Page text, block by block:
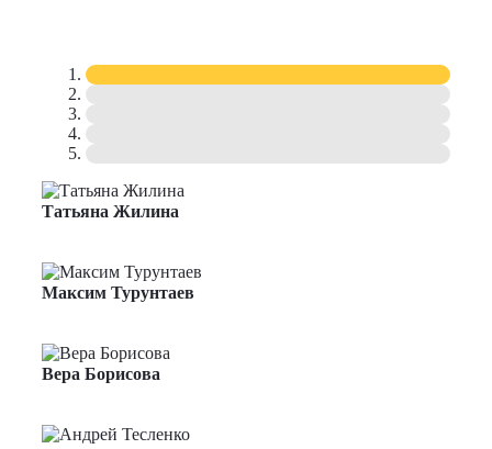
Татьяна Жилина
Максим Турунтаев
Вера Борисова